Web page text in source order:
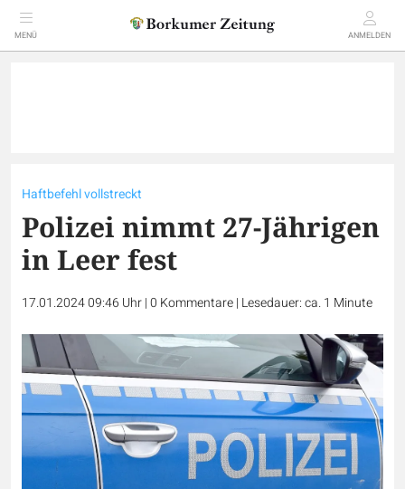
MENÜ ANMELDEN
Haftbefehl vollstreckt
Polizei nimmt 27-Jährigen
in Leer fest
17.01.2024 09:46 Uhr|0 Kommentare| Lesedauer: ca. 1 Minute